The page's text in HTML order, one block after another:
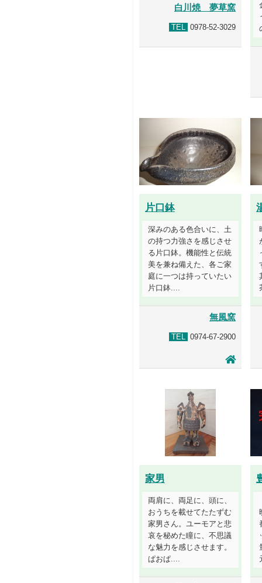
白川焼 夢草窯
TEL 0978-52-3029
片口鉢
深みのある色合いに、土
の持つ力強さを感じさせ
る片口鉢。機能性と伝統
美を兼ね備えた、各ご家
庭に一つは持っていたい
片口鉢....
無風窯
TEL 0974-67-2900
家男
両肩に、両足に、頭に、
おうちを載せてたたずむ
家男さん。ユーモアと悲
哀を秘めた瞳に、不思議
な魅力を感じさせます。
ぱおぱ....